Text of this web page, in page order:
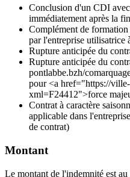
Conclusion d'un CDI
immédiatement après la
Complément de formation
par l'entreprise utilisatrice
Rupture anticipée du
Rupture anticipée du
pontlabbe.bzh/
pour <a href="https://
xml=F24412">force
Contrat à caractère
applicable dans
de contrat)
Montant
Le montant de l'indemnité est au